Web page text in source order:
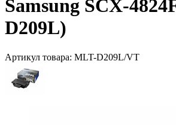
Samsung SCX-
D209L)
Артикул товара: MLT-D209L/VT